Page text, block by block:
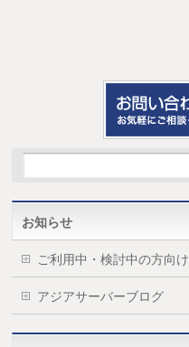
お知らせ
ご利用中・検討中の方向け
アジアサーバーブログ